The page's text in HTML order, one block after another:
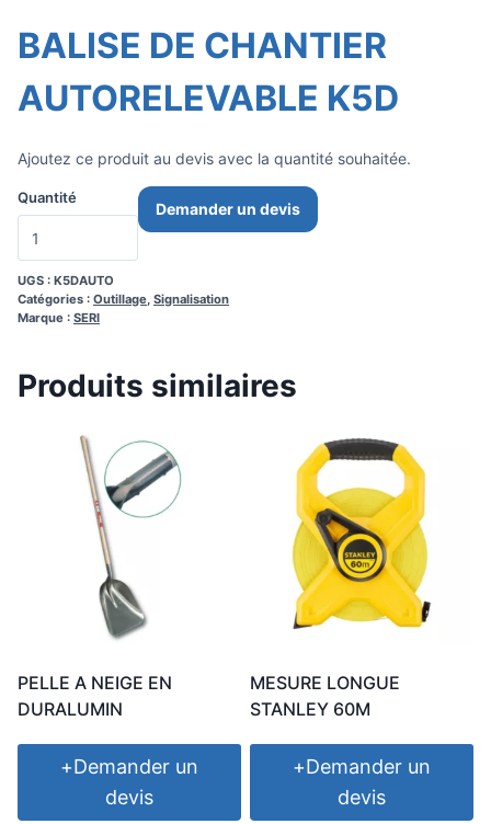
BALISE DE CHANTIER
AUTORELEVABLE K5D
Ajoutez ce produit au devis avec la quantité souhaitée.
Quantité
Demander un devis
UGS : K5DAUTO
Catégories : Outillage, Signalisation
Marque : SERI
Produits similaires
PELLE A NEIGE EN
DURALUMIN
+Demander un
devis
MESURE LONGUE
STANLEY 60M
+Demander un
devis